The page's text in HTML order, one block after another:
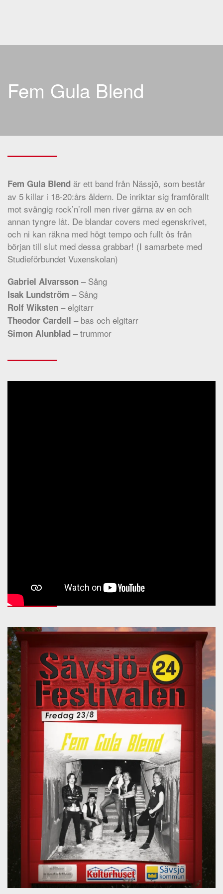
Fem Gula Blend
Fem Gula Blend är ett band från Nässjö, som består
av 5 killar i 18-20:års åldern. De inriktar sig framförallt
mot svängig rock’n’roll men river gärna av en och
annan tyngre låt. De blandar covers med egenskrivet,
och ni kan räkna med högt tempo och fullt ös från
början till slut med dessa grabbar! (I samarbete med
Studieförbundet Vuxenskolan)
Gabriel Alvarsson – Sång
Isak Lundström – Sång
Rolf Wiksten – elgitarr
Theodor Cardell – bas och elgitarr
Simon Alunblad – trummor